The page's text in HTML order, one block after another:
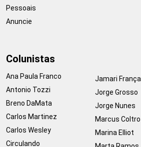
Pessoais
Anuncie
Colunistas
Ana Paula Franco
Antonio Tozzi
Breno DaMata
Carlos Martinez
Carlos Wesley
Circulando
Jamari França
Jorge Grosso
Jorge Nunes
Marcus Coltro
Marina Elliot